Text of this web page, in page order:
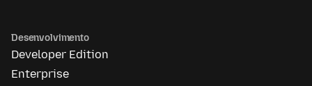
Desenvolvimento
Developer Edition
Enterprise